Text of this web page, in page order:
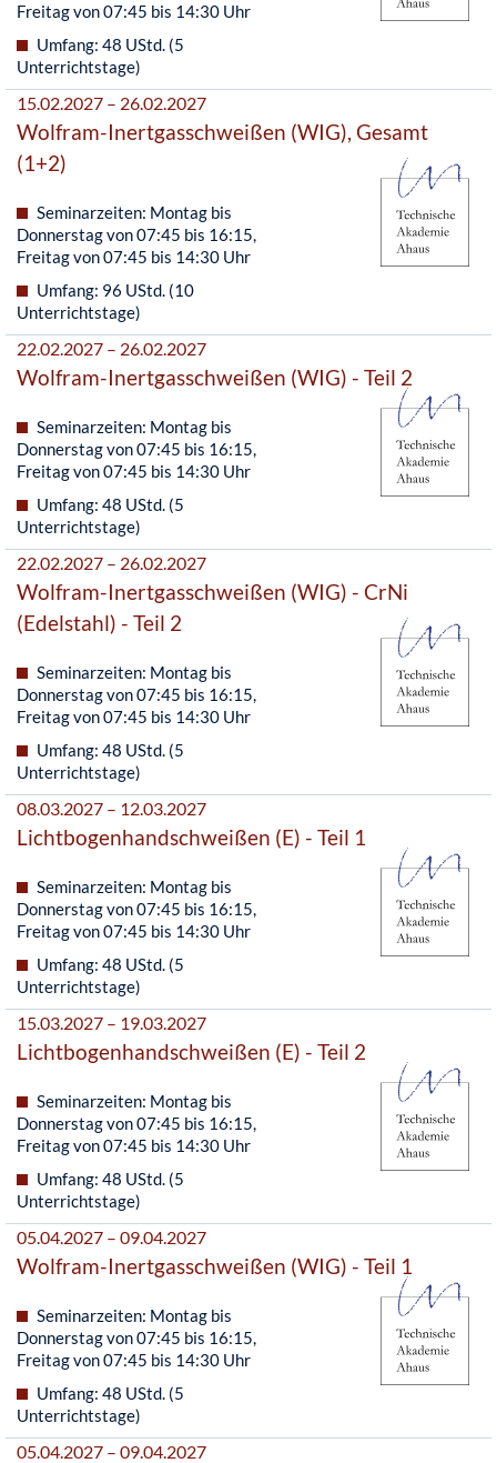
Freitag von 07:45 bis 14:30 Uhr
Umfang: 48 UStd. (5
Unterrichtstage)
15.02.2027 – 26.02.2027
Wolfram-Inertgasschweißen (WIG), Gesamt
(1+2)
Seminarzeiten: Montag bis
Donnerstag von 07:45 bis 16:15,
Freitag von 07:45 bis 14:30 Uhr
Umfang: 96 UStd. (10
Unterrichtstage)
22.02.2027 – 26.02.2027
Wolfram-Inertgasschweißen (WIG) - Teil 2
Seminarzeiten: Montag bis
Donnerstag von 07:45 bis 16:15,
Freitag von 07:45 bis 14:30 Uhr
Umfang: 48 UStd. (5
Unterrichtstage)
22.02.2027 – 26.02.2027
Wolfram-Inertgasschweißen (WIG) - CrNi
(Edelstahl) - Teil 2
Seminarzeiten: Montag bis
Donnerstag von 07:45 bis 16:15,
Freitag von 07:45 bis 14:30 Uhr
Umfang: 48 UStd. (5
Unterrichtstage)
08.03.2027 – 12.03.2027
Lichtbogenhandschweißen (E) - Teil 1
Seminarzeiten: Montag bis
Donnerstag von 07:45 bis 16:15,
Freitag von 07:45 bis 14:30 Uhr
Umfang: 48 UStd. (5
Unterrichtstage)
15.03.2027 – 19.03.2027
Lichtbogenhandschweißen (E) - Teil 2
Seminarzeiten: Montag bis
Donnerstag von 07:45 bis 16:15,
Freitag von 07:45 bis 14:30 Uhr
Umfang: 48 UStd. (5
Unterrichtstage)
05.04.2027 – 09.04.2027
Wolfram-Inertgasschweißen (WIG) - Teil 1
Seminarzeiten: Montag bis
Donnerstag von 07:45 bis 16:15,
Freitag von 07:45 bis 14:30 Uhr
Umfang: 48 UStd. (5
Unterrichtstage)
05.04.2027 – 09.04.2027